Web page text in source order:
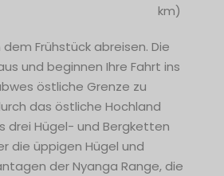
km)
Frühstück abreisen. Die
und beginnen Ihre Fahrt ins
östliche Grenze zu
das östliche Hochland
drei Hügel- und Bergketten
die üppigen Hügel und
der Nyanga Range, die